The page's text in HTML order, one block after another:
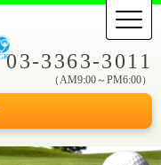
03-3363-3011
（AM9:00～PM6:00）